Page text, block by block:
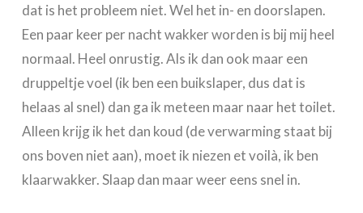
dat is het probleem niet. Wel het in- en doorslapen.
Een paar keer per nacht wakker worden is bij mij heel
normaal. Heel onrustig. Als ik dan ook maar een
druppeltje voel (ik ben een buikslaper, dus dat is
helaas al snel) dan ga ik meteen maar naar het toilet.
Alleen krijg ik het dan koud (de verwarming staat bij
ons boven niet aan), moet ik niezen et voilà, ik ben
klaarwakker. Slaap dan maar weer eens snel in.